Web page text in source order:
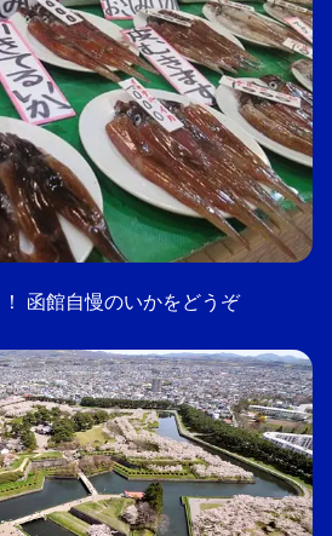
函館自慢のいかをどうぞ